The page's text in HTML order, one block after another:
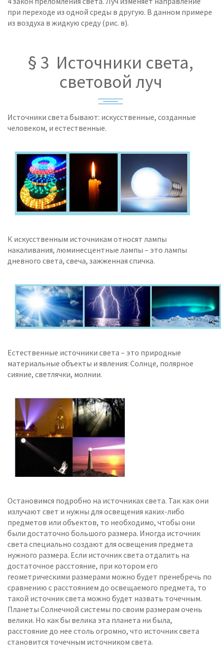
при переходе из одной среды в другую. В данном примере
из воздуха в жидкую среду (рис. в).
§ 3 Источники света,
световой луч
Источники света бывают: искусственные, созданные
человеком, и естественные.
К искусственным источникам относят лампы
накаливания, люминесцентные лампы – это лампы
дневного света, свеча, зажженная спичка.
Естественные источники света – это природные
материальные объекты и явления: Солнце, полярное
сияние, светлячки, молнии.
Остановимся подробно на источниках света. Так как они
излучают свет и нужны для освещения каких-либо
предметов или объектов, то необходимо, чтобы они
были достаточно большого размера. Иногда источник
света специально создают для освещения предмета
нужного размера. Если источник света отдалить на
достаточное расстояние, при котором его
геометрическими размерами можно будет пренебречь по
сравнению с расстоянием до освещаемого предмета, то
такой источник света можно будет назвать точечным.
Планеты Солнечной системы по своим размерам очень
велики. Но как бы велика эта планета ни была,
расстояние до нее столь огромно, что источник света
становится точечным источником света.